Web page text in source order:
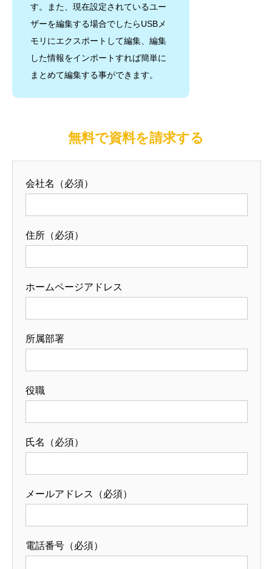
す。また、現在設定されているユー
ザーを編集する場合でしたらUSBメ
モリにエクスポートして編集、編集
した情報をインポートすれば簡単に
まとめて編集する事ができます。
無料で資料を請求する
会社名（必須）
住所（必須）
ホームページアドレス
所属部署
役職
氏名（必須）
メールアドレス（必須）
電話番号（必須）